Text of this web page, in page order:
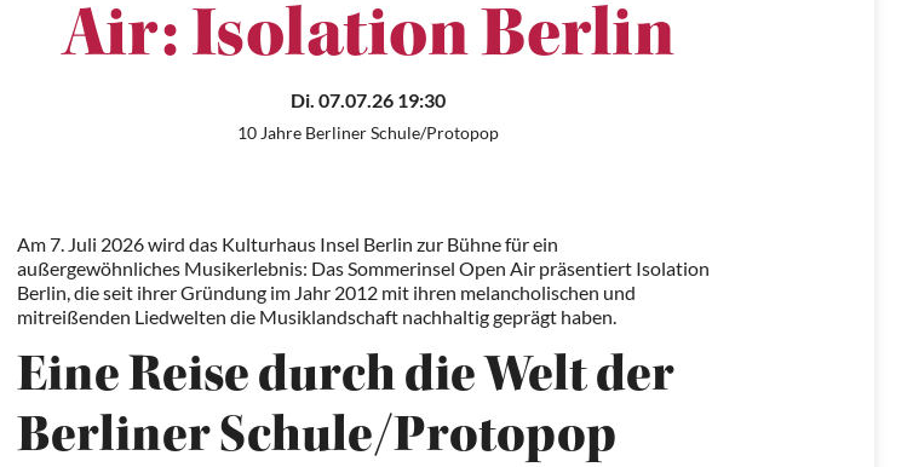
Air: Isolation Berlin
Di. 07.07.26 19:30
10 Jahre Berliner Schule/Protopop
Am 7. Juli 2026 wird das Kulturhaus Insel Berlin zur Bühne für ein
außergewöhnliches Musikerlebnis: Das Sommerinsel Open Air präsentiert Isolation
Berlin, die seit ihrer Gründung im Jahr 2012 mit ihren melancholischen und
mitreißenden Liedwelten die Musiklandschaft nachhaltig geprägt haben.
Eine Reise durch die Welt der
Berliner Schule/Protopop